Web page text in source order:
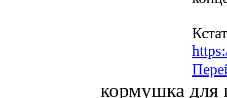
кормушка для